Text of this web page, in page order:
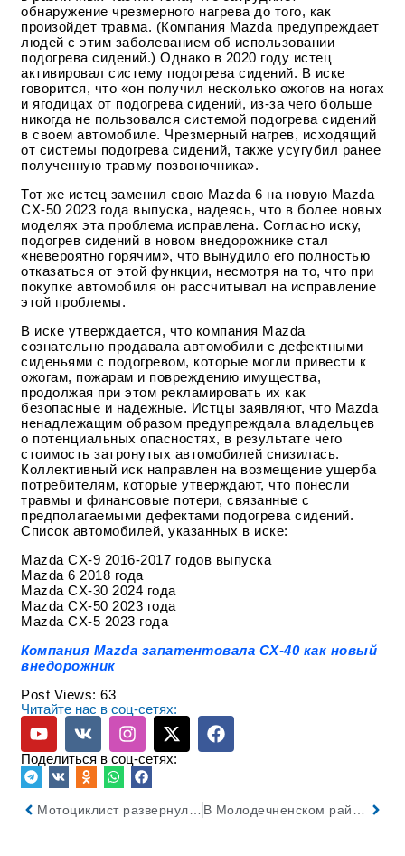
обнаружение чрезмерного нагрева до того, как
произойдет травма. (Компания Mazda предупреждает
людей с этим заболеванием об использовании
подогрева сидений.) Однако в 2020 году истец
активировал систему подогрева сидений. В иске
говорится, что «он получил несколько ожогов на ногах
и ягодицах от подогрева сидений, из-за чего больше
никогда не пользовался системой подогрева сидений
в своем автомобиле. Чрезмерный нагрев, исходящий
от системы подогрева сидений, также усугубил ранее
полученную травму позвоночника».
Тот же истец заменил свою Mazda 6 на новую Mazda
CX-50 2023 года выпуска, надеясь, что в более новых
моделях эта проблема исправлена. Согласно иску,
подогрев сидений в новом внедорожнике стал
«невероятно горячим», что вынудило его полностью
отказаться от этой функции, несмотря на то, что при
покупке автомобиля он рассчитывал на исправление
этой проблемы.
В иске утверждается, что компания Mazda
сознательно продавала автомобили с дефектными
сиденьями с подогревом, которые могли привести к
ожогам, пожарам и повреждению имущества,
продолжая при этом рекламировать их как
безопасные и надежные. Истцы заявляют, что Mazda
ненадлежащим образом предупреждала владельцев
о потенциальных опасностях, в результате чего
стоимость затронутых автомобилей снизилась.
Коллективный иск направлен на возмещение ущерба
потребителям, которые утверждают, что понесли
травмы и финансовые потери, связанные с
предполагаемыми дефектами подогрева сидений.
Список автомобилей, указанных в иске:
Mazda CX-9 2016-2017 годов выпуска
Mazda 6 2018 года
Mazda CX-30 2024 года
Mazda CX-50 2023 года
Mazda CX-5 2023 года
Компания Mazda запатентовала CX-40 как новый
внедорожник
Post Views: 63
Читайте нас в соц-сетях:
Поделиться в соц-сетях: